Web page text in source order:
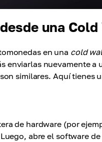
una
en una cold
enviarlas nuevamente
similares. Aquí tienes
de hardware (por
abre el software